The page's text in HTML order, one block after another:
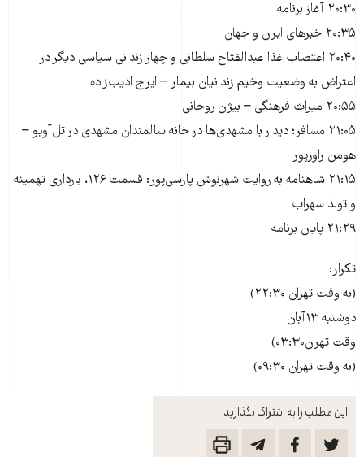
این مطلب را به اشتراک بگذارید
۲۰:۳۰ آغاز برنامه
۲۰:۳۵ خبرهای ایران و جهان
۲۰:۴۰ اعتصاب غذا عبدالفتاح سلطانی و چهار زندانی سیاسی دیگر در
اعتراض به وضعیت وخیم زندانیان بیمار‎ – ایرج ادیب‌زاده
۲۰:۵۵ میراث فرهنگی – بیژن روحانی
۲۱:۰۵ مسافر؛ دیدار با مشهدی‌ها در خانه سالمندان مشهدی در تل‌آویو –
هومن راورپور
۲۱:۱۵ شاهنامه به روایت شهرنوش پارسی‌پور: قسمت ۱۲۶، باردارى تهمینه
و تولد سهراب
۲۱:۲۹ پایان برنامه
تکرار:
(به وقت تهران ۲۲:۳۰)
دو‌شنبه ۱۳آبان
وقت تهران۰۳:۳۰)
(به وقت تهران ۰۹:۳۰)